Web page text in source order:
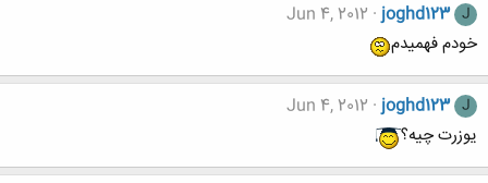
J
joghd123
Jun 4, 2012
خودم فهمیدم
J
joghd123
Jun 4, 2012
یوزرت چیه؟